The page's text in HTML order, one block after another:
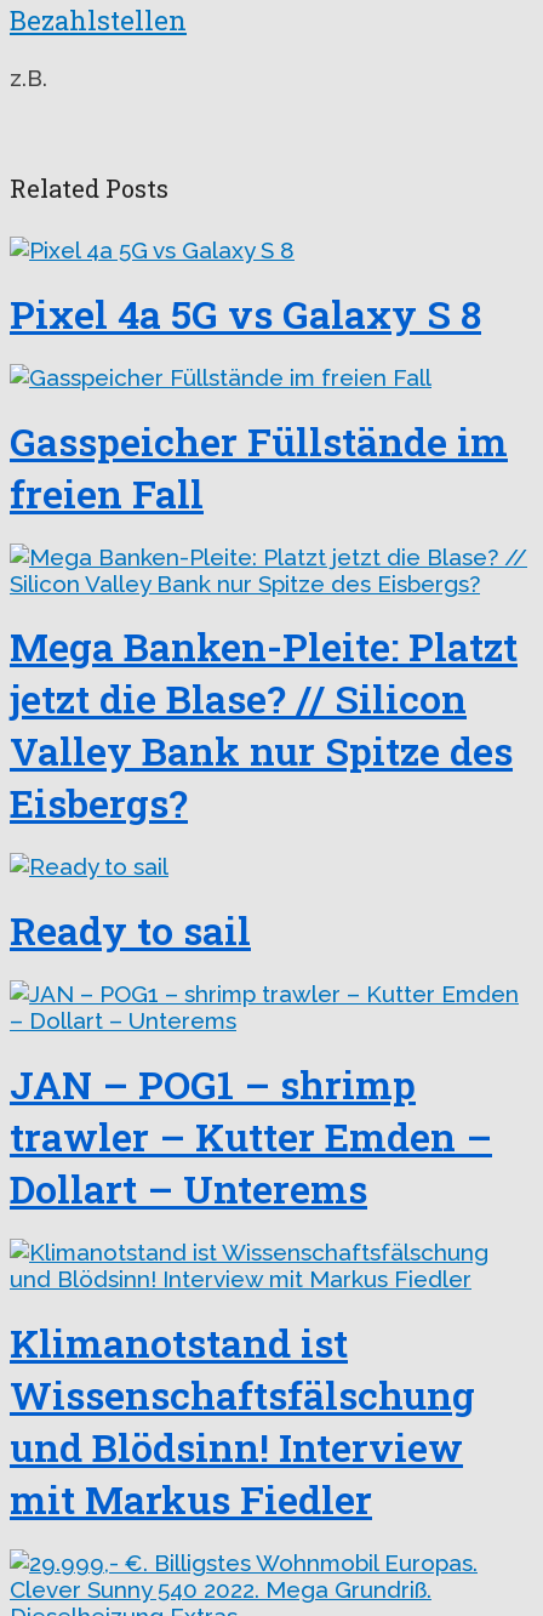
Bezahlstellen
z.B.
Related Posts
Pixel 4a 5G vs Galaxy S 8
Gasspeicher Füllstände im
freien Fall
Mega Banken-Pleite: Platzt
jetzt die Blase? // Silicon
Valley Bank nur Spitze des
Eisbergs?
Ready to sail
JAN – POG1 – shrimp
trawler – Kutter Emden –
Dollart – Unterems
Klimanotstand ist
Wissenschaftsfälschung
und Blödsinn! Interview
mit Markus Fiedler